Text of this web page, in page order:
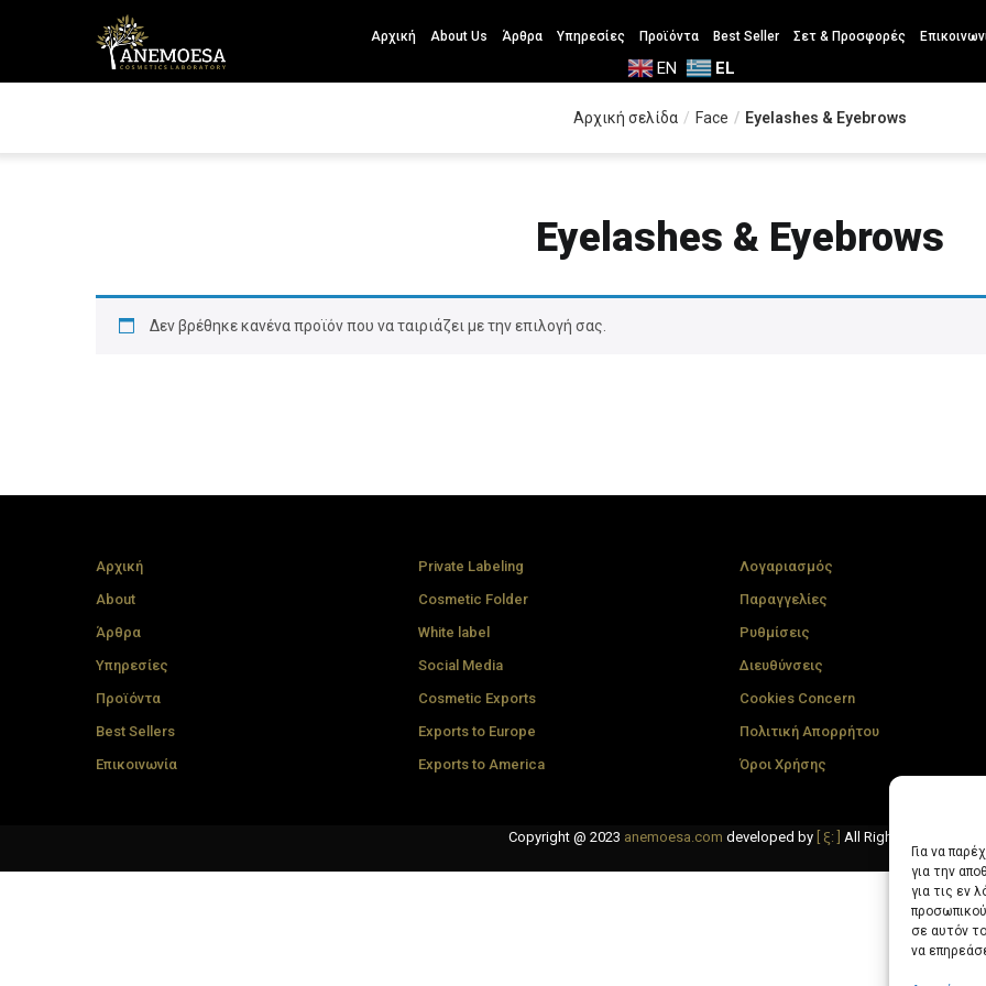
Για να
για την
για τις εν
σε αυτόν
να
Αρχική About Us Άρθρα Υπηρεσίες Προϊόντα Best Seller Σετ & Προσφορές
EN EL
Αρχική σελίδα Face Eyelashes & Eyebrows
Eyelashes & Eyebrows
Δεν βρέθηκε κανένα προϊόν που να ταιριάζει με την επιλογή σας.
Αρχική
About
Άρθρα
Υπηρεσίες
Προϊόντα
Best Sellers
Επικοινωνία
Private Labeling
Cosmetic Folder
White label
Social Media
Cosmetic Exports
Exports to Europe
Exports to America
Λογαριασμός
Παραγγελίες
Ρυθμίσεις
Διευθύνσεις
Cookies Concern
Πολιτική Απορρήτου
Όροι Χρήσης
Copyright @ 2023 anemoesa.com developed by [ ξ: ] All Rights Reserved.